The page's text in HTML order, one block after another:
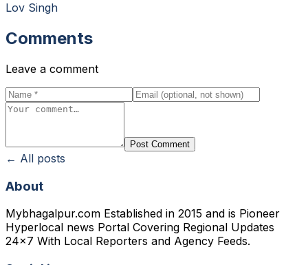
Lov Singh
Comments
Leave a comment
Post Comment
← All posts
About
Mybhagalpur.com Established in 2015 and is Pioneer
Hyperlocal news Portal Covering Regional Updates
24x7 With Local Reporters and Agency Feeds.